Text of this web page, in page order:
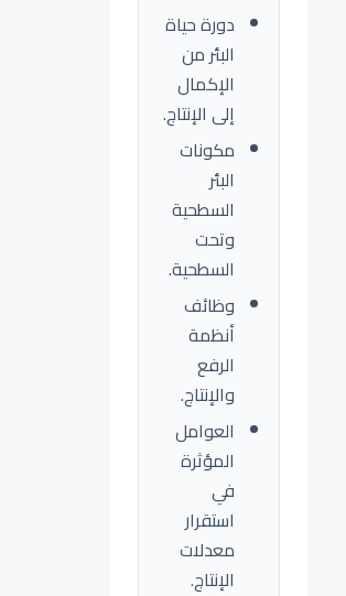
دورة حياة
البئر من
الإكمال
إلى الإنتاج.
مكونات
البئر
السطحية
وتحت
السطحية.
وظائف
أنظمة
الرفع
والإنتاج.
العوامل
المؤثرة
في
استقرار
معدلات
الإنتاج.